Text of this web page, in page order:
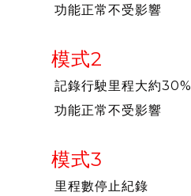
功能正常不受影響
模式2
記錄行駛里程大約30%
功能正常不受影響
模式3
里程數停止紀錄